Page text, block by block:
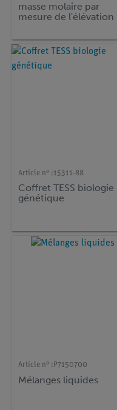
masse molaire par
mesure de l'élévation
(ébullioscopie)
Article n° :15311-88
Coffret TESS biologie
génétique
Article n° : P7150700
Mélanges liquides